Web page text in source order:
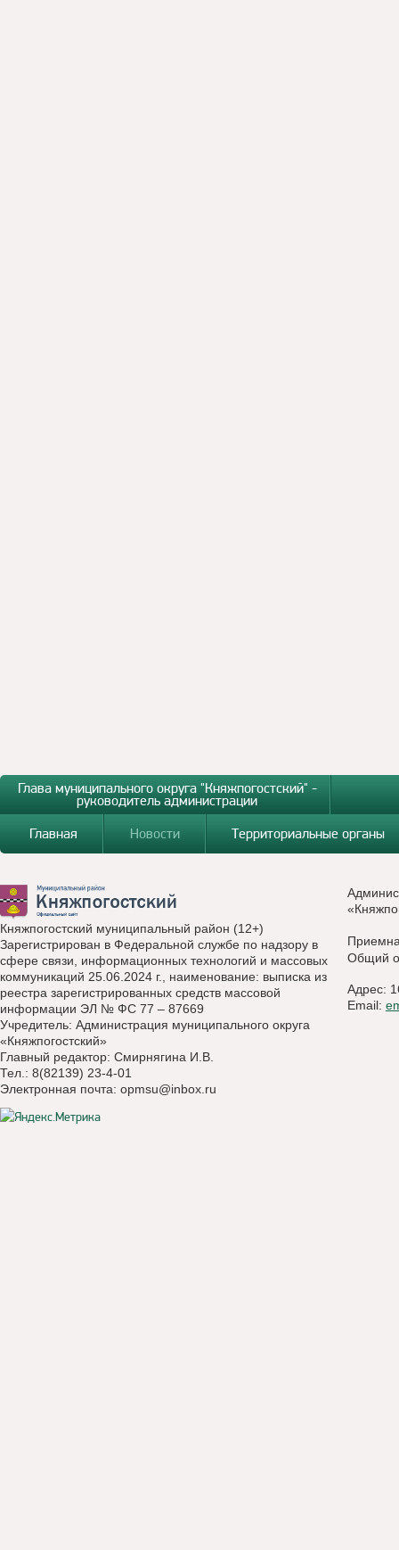
Глава муниципального округа "Княжпогостский" -
руководитель администрации
Главная
Новости Территориальные органы
Княжпогостский муниципальный район (12+)
Зарегистрирован в Федеральной службе по надзору в
сфере связи, информационных технологий и массовых
коммуникаций 25.06.2024 г., наименование: выписка из
реестра зарегистрированных средств массовой
информации ЭЛ № ФС 77 – 87669
Учредитель: Администрация муниципального округа
«Княжпогостский»
Главный редактор: Смирнягина И.В.
Тел.: 8(82139) 23-4-01
Электронная почта: opmsu@inbox.ru
Общий
Адрес:
Email: